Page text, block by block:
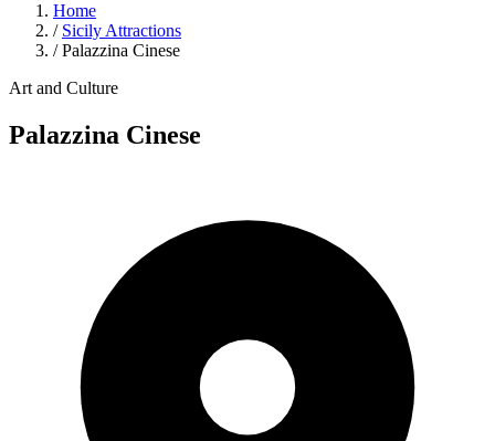
Home
/ Sicily Attractions
/ Palazzina Cinese
Art and Culture
Palazzina Cinese